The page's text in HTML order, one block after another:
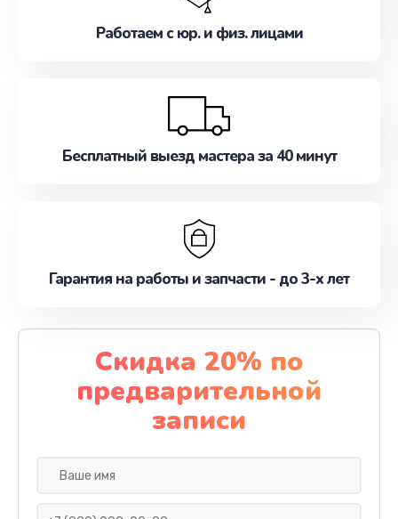
Работаем с юр. и физ. лицами
Бесплатный выезд мастера за 40 минут
Гарантия на работы и запчасти - до 3-х лет
Скидка 20% по
предварительной
записи